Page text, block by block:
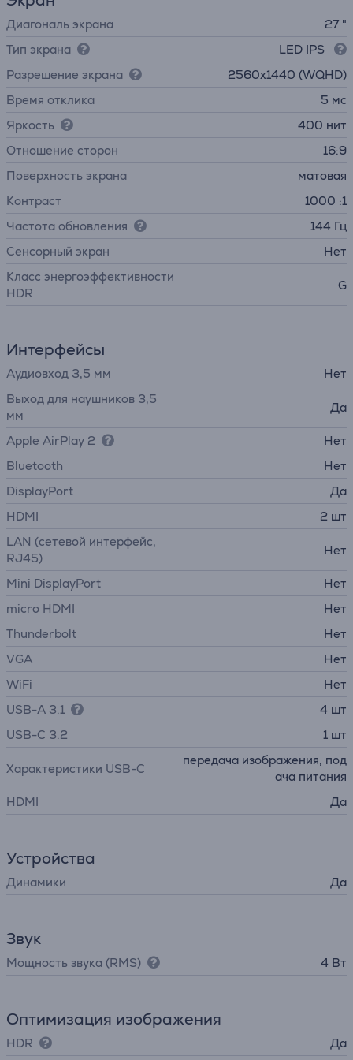
Диагональ экрана
27 "
Тип экрана
LED IPS
Разрешение экрана
2560x1440 (WQHD)
Время отклика
5 мс
Яркость
400 нит
Отношение сторон
16:9
Поверхность экрана
матовая
Контраст
1000 :1
Частота обновления
144 Гц
Cенсорный экран
Нет
Класс энергоэффективности
HDR
G
Интерфейсы
Аудиовход 3,5 мм
Нет
Выход для наушников 3,5
мм
Да
Apple AirPlay 2
Нет
Bluetooth
Нет
DisplayPort
Да
HDMI
2 шт
LAN (сетевой интерфейс,
RJ45)
Нет
Mini DisplayPort
Нет
micro HDMI
Нет
Thunderbolt
Нет
VGA
Нет
WiFi
Нет
USB-A 3.1
4 шт
USB-C 3.2
1 шт
Характеристики USB-C
передача изображения, под
ача питания
HDMI
Да
Устройства
Динамики Да
Звук
Мощность звука (RMS) 4 Вт
Оптимизация изображения
HDR Да